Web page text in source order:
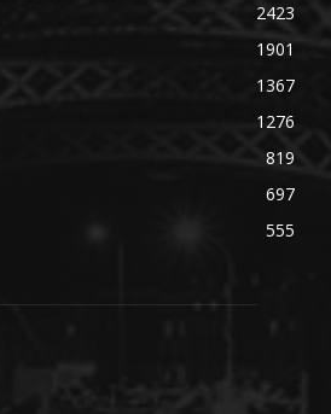
2423
1901
1367
1276
819
697
555